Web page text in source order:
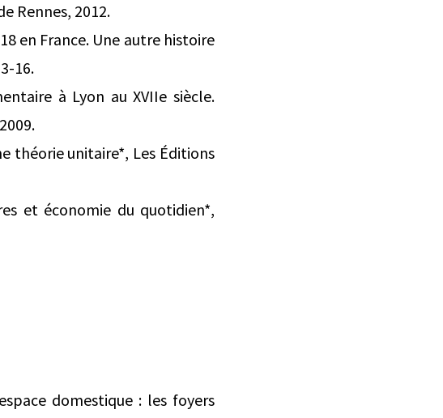
Rennes, 2012.
en France. Une autre histoire
16.
à Lyon au XVIIe siècle.
théorie unitaire*, Les Éditions
et économie du quotidien*,
domestique : les foyers